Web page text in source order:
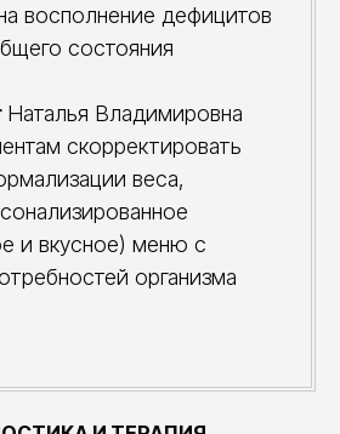
восполнение дефицитов
состояния
Наталья Владимировна
скорректировать
веса,
и вкусное) меню с
организма